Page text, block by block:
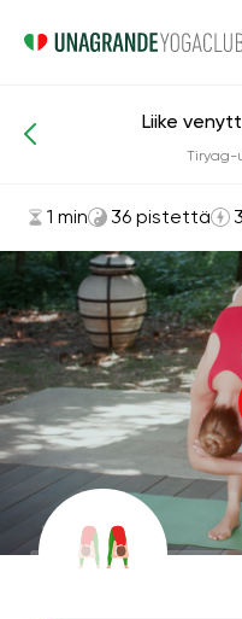
Asanat ja harjoitukset
Liike
Tiryag-
1 min 36 pistettä